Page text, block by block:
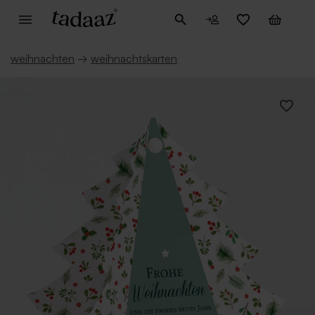
weihnachten → weihnachtskarten